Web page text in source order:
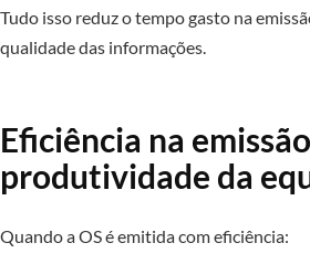
Tudo isso reduz o tempo gasto na
qualidade das informações.
Eficiência na
produtividade da
Quando a OS é emitida com eficiência: